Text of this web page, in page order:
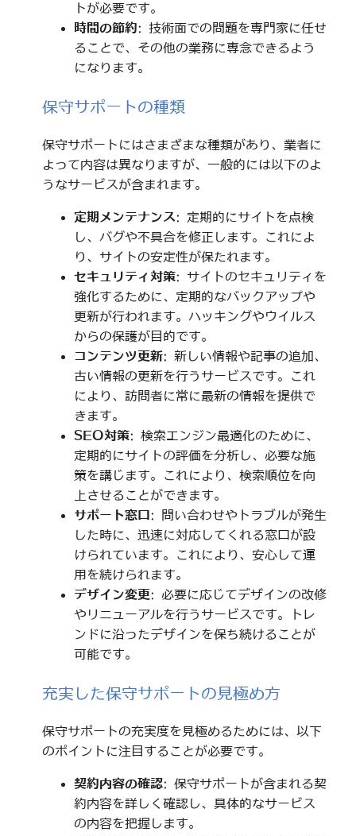
トが必要です。
時間の節約: 技術面での問題を専門家に任せ
ることで、その他の業務に専念できるよう
になります。
保守サポートの種類
保守サポートにはさまざまな種類があり、業者に
よって内容は異なりますが、一般的には以下のよ
うなサービスが含まれます。
定期メンテナンス: 定期的にサイトを点検
し、バグや不具合を修正します。これによ
り、サイトの安定性が保たれます。
セキュリティ対策: サイトのセキュリティを
強化するために、定期的なバックアップや
更新が行われます。ハッキングやウイルス
からの保護が目的です。
コンテンツ更新: 新しい情報や記事の追加、
古い情報の更新を行うサービスです。これ
により、訪問者に常に最新の情報を提供で
きます。
SEO対策: 検索エンジン最適化のために、
定期的にサイトの評価を分析し、必要な施
策を講じます。これにより、検索順位を向
上させることができます。
サポート窓口 : 問い合わせやトラブルが発生
した時に、迅速に対応してくれる窓口が設
けられています。これにより、安心して運
用を続けられます。
デザイン変更: 必要に応じてデザインの改修
やリニューアルを行うサービスです。トレ
ンドに沿ったデザインを保ち続けることが
可能です。
充実した保守サポートの見極め方
保守サポートの充実度を見極めるためには、以下
のポイントに注目することが必要です。
契約内容の確認: 保守サポートが含まれる契
約内容を詳しく確認し、具体的なサービス
の内容を把握します。